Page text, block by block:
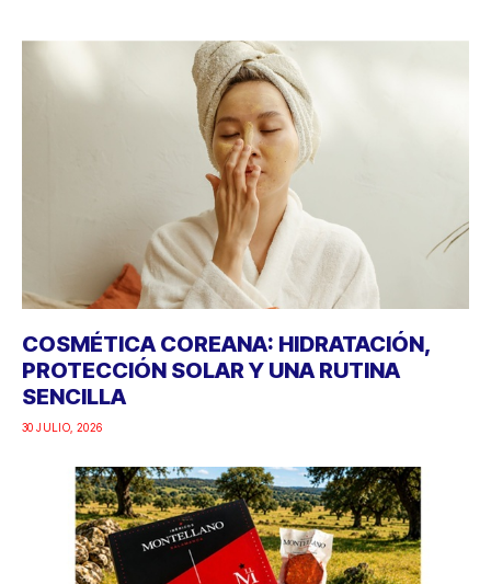
COSMÉTICA COREANA: HIDRATACIÓN,
PROTECCIÓN SOLAR Y UNA RUTINA
SENCILLA
30 JULIO, 2026